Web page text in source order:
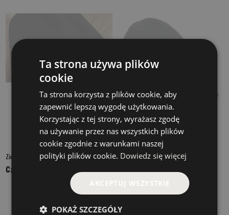
Zimowa CF
Czekamy na dostawę
Geoff Anderson Wizwool ULF Black
Czekamy na dostawę
Ta strona używa plików
cookie
Ta strona korzysta z plików cookie, aby
zapewnić lepszą wygodę użytkowania.
Korzystając z tej strony, wyrażasz zgodę
na używanie przez nas wszystkich plików
cookie zgodnie z warunkami naszej
polityki plików cookie. Dowiedz się więcej
AKCEPTUJ WSZYSTKIE
POKAŻ SZCZEGÓŁY